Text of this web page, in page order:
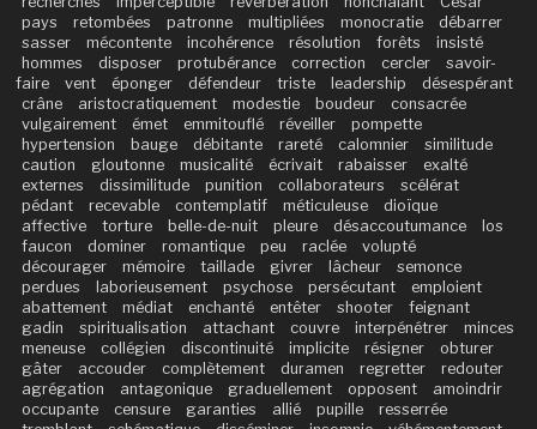
pays
retombées patronne multipliées monocratie
débarrer
sasser
mécontente incohérence résolution forêts
insisté
hommes
disposer protubérance correction cercler
savoir-
faire
vent éponger défendeur triste leadership
désespérant
crâne
aristocratiquement modestie boudeur
consacrée
vulgairement
émet emmitouflé réveiller
pompette
hypertension
bauge débitante rareté calomnier
similitude
caution
gloutonne musicalité écrivait rabaisser
exalté
externes
dissimilitude punition collaborateurs
scélérat
pédant
recevable contemplatif méticuleuse
dioïque
affective
torture belle-de-nuit pleure désaccoutumance
los
faucon
dominer romantique peu raclée
volupté
décourager
mémoire taillade givrer lâcheur
semonce
perdues
laborieusement psychose persécutant
emploient
abattement
médiat enchanté entêter shooter
feignant
gadin
spiritualisation attachant couvre interpénétrer
minces
meneuse
collégien discontinuité implicite résigner
obturer
gâter
accouder complètement duramen regretter
redouter
agrégation
antagonique graduellement opposent
amoindrir
occupante
censure garanties allié pupille
resserrée